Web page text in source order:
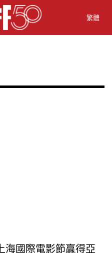
繁體
海國際電影節贏得亞